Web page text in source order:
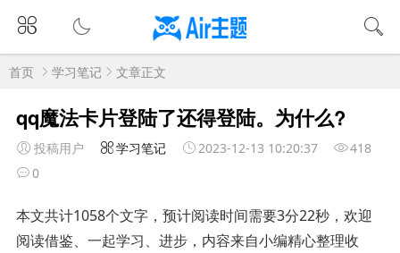
首页 学习笔记 文章正文
qq魔法卡片登陆了还得登陆。为什么?
投稿用户 学习笔记 2023-12-13 10:20:37
418
0
本文共计1058个文字，预计阅读时间需要3分22秒，欢迎
阅读借鉴、一起学习、进步，内容来自小编精心整理收